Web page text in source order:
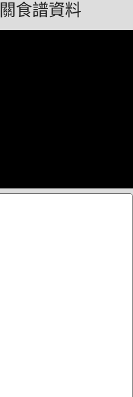
食譜資料